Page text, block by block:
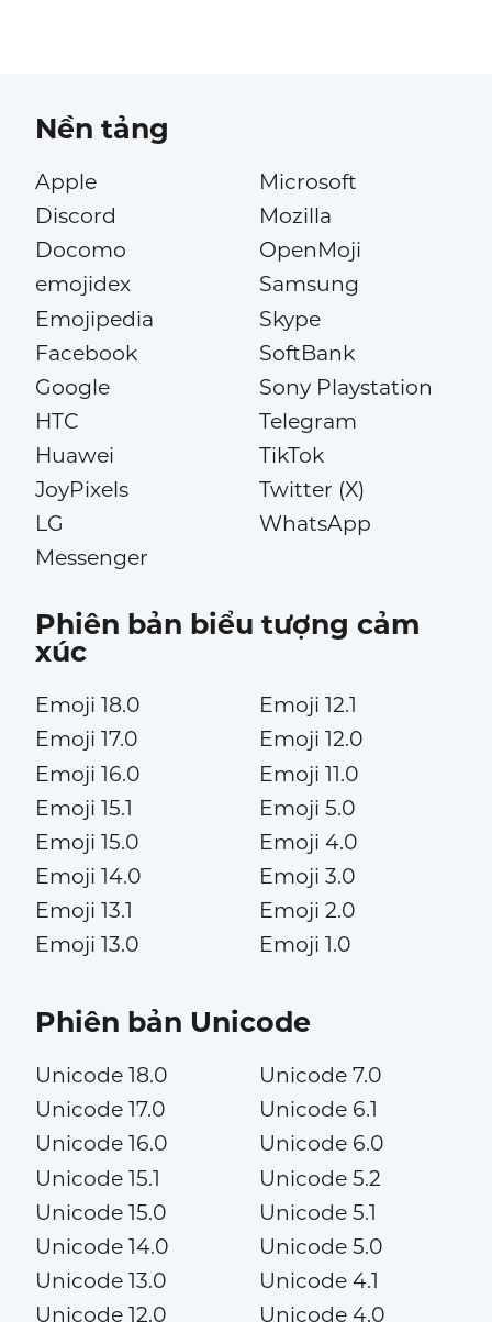
Nền tảng
Apple
Discord
Docomo
emojidex
Emojipedia
Facebook
Google
HTC
Huawei
JoyPixels
LG
Messenger
Microsoft
Mozilla
OpenMoji
Samsung
Skype
SoftBank
Sony Playstation
Telegram
TikTok
Twitter (X)
WhatsApp
Phiên bản biểu tượng cảm
xúc
Emoji 18.0
Emoji 17.0
Emoji 16.0
Emoji 15.1
Emoji 15.0
Emoji 14.0
Emoji 13.1
Emoji 13.0
Emoji 12.1
Emoji 12.0
Emoji 11.0
Emoji 5.0
Emoji 4.0
Emoji 3.0
Emoji 2.0
Emoji 1.0
Phiên bản Unicode
Unicode 18.0
Unicode 17.0
Unicode 16.0
Unicode 15.1
Unicode 15.0
Unicode 14.0
Unicode 13.0
Unicode 12.0
Unicode 7.0
Unicode 6.1
Unicode 6.0
Unicode 5.2
Unicode 5.1
Unicode 5.0
Unicode 4.1
Unicode 4.0